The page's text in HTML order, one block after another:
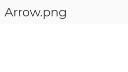
Arrow.png